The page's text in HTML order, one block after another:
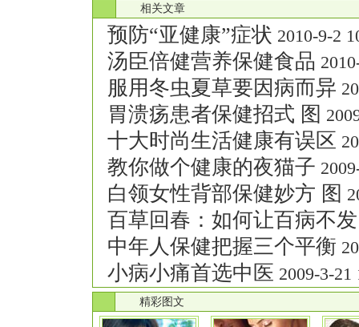
相关文章
预防“亚健康”症状 2010-9-2
汤臣倍健营养保健食品
服用冬虫夏草要因病而异
胃溃疡患者保健招式 图
十大时尚生活健康有误区
教你做个健康的夜猫子
白领女性背部保健妙方 图
百草回春：如何让百病不发
中年人保健把握三个平衡
小病小痛首选中医 2009-3-21
精彩图文